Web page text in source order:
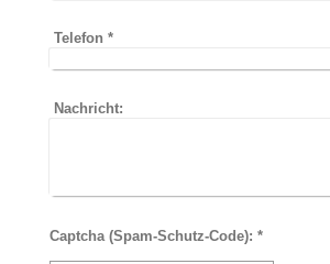
Telefon *
Nachricht:
Captcha (Spam-Schutz-Code): *